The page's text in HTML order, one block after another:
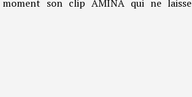
son clip AMINA qui ne laisse